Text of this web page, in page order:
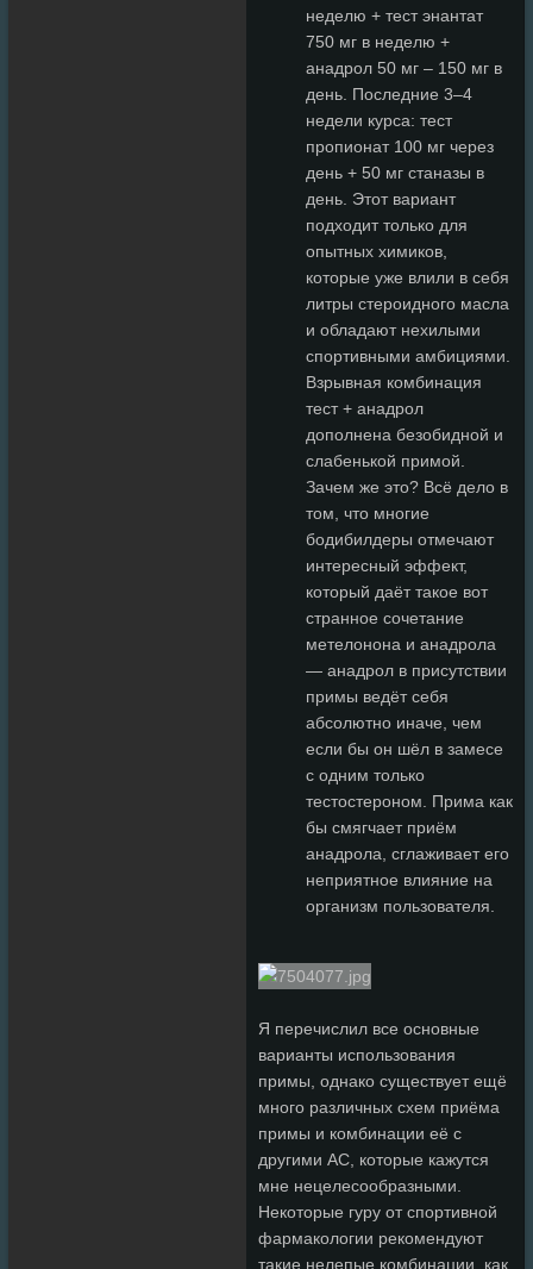
неделю + тест энантат
750 мг в неделю +
анадрол 50 мг – 150 мг в
день. Последние 3–4
недели курса: тест
пропионат 100 мг через
день + 50 мг станазы в
день. Этот вариант
подходит только для
опытных химиков,
которые уже влили в себя
литры стероидного масла
и обладают нехилыми
спортивными амбициями.
Взрывная комбинация
тест + анадрол
дополнена безобидной и
слабенькой примой.
Зачем же это? Всё дело в
том, что многие
бодибилдеры отмечают
интересный эффект,
который даёт такое вот
странное сочетание
метелонона и анадрола
— анадрол в присутствии
примы ведёт себя
абсолютно иначе, чем
если бы он шёл в замесе
с одним только
тестостероном. Прима как
бы смягчает приём
анадрола, сглаживает его
неприятное влияние на
организм пользователя.
Я перечислил все основные
варианты использования
примы, однако существует ещё
много различных схем приёма
примы и комбинации её с
другими АС, которые кажутся
мне нецелесообразными.
Некоторые гуру от спортивной
фармакологии рекомендуют
такие нелепые комбинации, как